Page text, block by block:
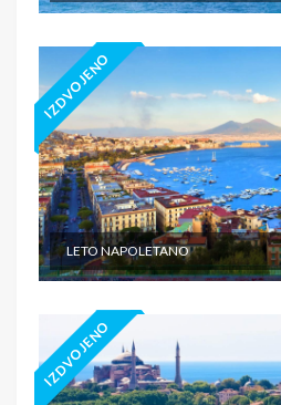
IZDVOJENO
LETO NAPOLETANO
IZDVOJENO